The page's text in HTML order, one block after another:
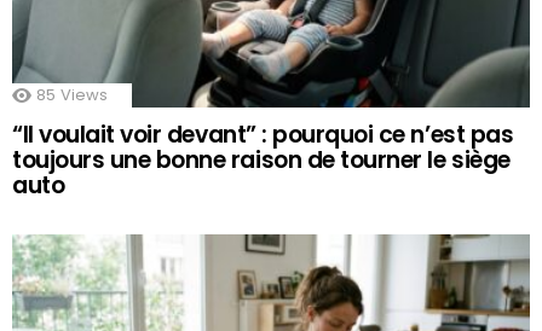
85 Views
“Il voulait voir devant” : pourquoi ce n’est pas
toujours une bonne raison de tourner le siège
auto